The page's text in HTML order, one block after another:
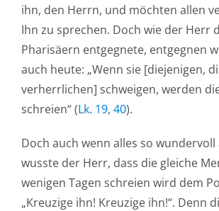
ihn, den Herrn, und möchten allen
Ihn zu sprechen. Doch wie der Herr
Pharisäern entgegnete, entgegnen
auch heute: „Wenn sie [diejenigen,
verherrlichen] schweigen, werden
schreien“ (Lk. 19, 40).
Doch auch wenn alles so wundervoll
wusste der Herr, dass die gleiche
wenigen Tagen schreien wird dem
„Kreuzige ihn! Kreuzige ihn!“. Denn